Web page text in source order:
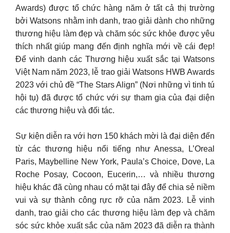
Awards) được tổ chức hàng năm ở tất cả thị trường
bởi Watsons nhằm inh danh, trao giải dành cho những
thương hiệu làm đẹp và chăm sóc sức khỏe được yêu
thích nhất giúp mang đến định nghĩa mới về cái đẹp!
Để vinh danh các Thương hiệu xuất sắc tại Watsons
Việt Nam năm 2023, lễ trao giải Watsons HWB Awards
2023 với chủ đề “The Stars Align” (Nơi những vì tinh tú
hội tụ) đã được tổ chức với sự tham gia của đại diện
các thương hiệu và đối tác.
Sự kiện diễn ra với hơn 150 khách mời là đại diện đến
từ các thương hiệu nổi tiếng như Anessa, L’Oreal
Paris, Maybelline New York, Paula’s Choice, Dove, La
Roche Posay, Cocoon, Eucerin,… và nhiều thương
hiệu khác đã cùng nhau có mặt tại đây để chia sẻ niềm
vui và sự thành công rực rỡ của năm 2023. Lễ vinh
danh, trao giải cho các thương hiệu làm đẹp và chăm
sóc sức khỏe xuất sắc của năm 2023 đã diễn ra thành